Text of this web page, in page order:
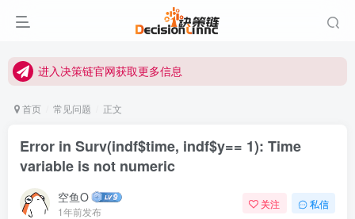
进入决策链Wiki获取官方使用指南
进入决策链官网获取更多信息
关注Bilibili官方视频号获取更多教程
首页 常见问题 正文
Error in Surv(indf$time, indf$y== 1): Time
variable is not numeric
空鱼O
1年前发布
关注 私信